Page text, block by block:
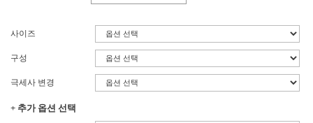
사이즈
구성
극세사 변경
+ 추가 옵션 선택